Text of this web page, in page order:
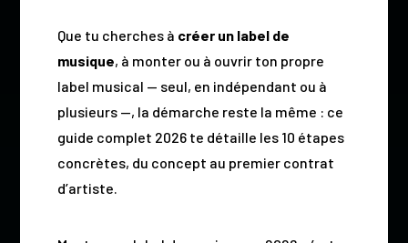
Que tu cherches à créer un label de
musique, à monter ou à ouvrir ton propre
label musical — seul, en indépendant ou à
plusieurs —, la démarche reste la même : ce
guide complet 2026 te détaille les 10 étapes
concrètes, du concept au premier contrat
d’artiste.